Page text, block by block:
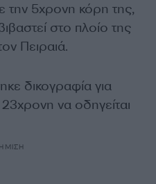
την 5χρονη κόρη της,
στο πλοίο της
Πειραιά.
δικογραφία για
να οδηγείται